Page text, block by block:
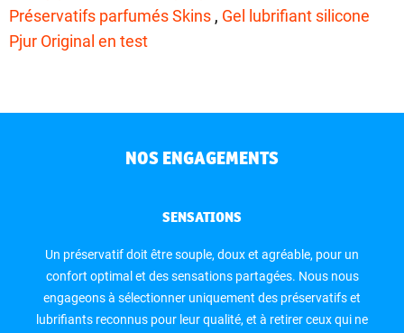
Préservatifs parfumés Skins , Gel lubrifiant silicone
Pjur Original en test
NOS ENGAGEMENTS
SENSATIONS
Un préservatif doit être souple, doux et agréable, pour un
confort optimal et des sensations partagées. Nous nous
engageons à sélectionner uniquement des préservatifs et
lubrifiants reconnus pour leur qualité, et à retirer ceux qui ne